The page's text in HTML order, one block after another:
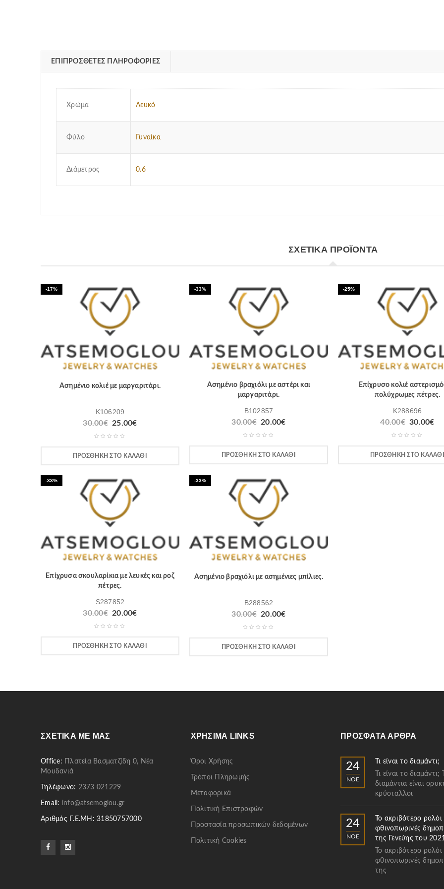
ΕΠΙΠΡΌΣΘΕΤΕΣ ΠΛΗΡΟΦΟΡΊΕΣ
Χρώμα Λευκό
Φύλο Γυναίκα
Διάμετρος 0.6
ΣΧΕΤΙΚΆ ΠΡΟΪΌΝΤΑ
-17%
Ασημένιο κολιέ με μαργαριτάρι.
K106209
30.00€ 25.00€
ΠΡΟΣΘΉΚΗ ΣΤΟ ΚΑΛΆΘΙ
-33%
Ασημένιο βραχιόλι με αστέρι και
μαργαριτάρι.
B102857
30.00€ 20.00€
ΠΡΟΣΘΉΚΗ ΣΤΟ ΚΑΛΆΘΙ
-25%
Επίχρυσο κολιέ
πολύχρωμες πέτρες.
K288696
40.00€ 30.00€
ΠΡΟΣΘΉΚΗ ΣΤΟ ΚΑΛΆΘΙ
-33%
Επίχρυσα σκουλαρίκια με λευκές και ροζ
πέτρες.
S287852
30.00€ 20.00€
ΠΡΟΣΘΉΚΗ ΣΤΟ ΚΑΛΆΘΙ
-33%
Ασημένιο βραχιόλι με ασημένιες μπίλιες.
B288562
30.00€ 20.00€
ΠΡΟΣΘΉΚΗ ΣΤΟ ΚΑΛΆΘΙ
ΣΧΕΤΙΚΆ ΜΕ ΜΑΣ
Office:
Πλατεία Βασματζίδη 0, Νέα
Μουδανιά
Τηλέφωνο: 2373 021229
Email: info@atsemoglou.gr
Αριθμός Γ.Ε.ΜΗ: 31850757000
ΧΡΉΣΙΜΑ LINKS
Όροι Χρήσης
Τρόποι Πληρωμής
Μεταφορικά
Πολιτική Επιστροφών
Προστασία προσωπικών δεδομένων
Πολιτική Cookies
ΠΡΌΣΦΑΤΑ ΆΡΘΡΑ
24
ΝΟΈ
Τι είναι το διαμάντι;
Τι είναι το διαμάντι;
διαμάντια είναι
κρύσταλλοι
24
ΝΟΈ
Το ακριβότερο
φθινοπωρινές
της Γενεύης του
Το ακριβότερο
φθινοπωρινές
της